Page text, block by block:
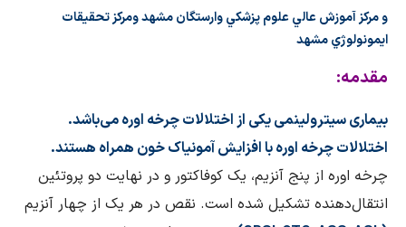
و مركز آموزش عالي علوم پزشكي وارستگان مشهد ومركز تحقيقات
ايمونولوژي مشهد
مقدمه:
بیماری سیترولینمی یکی از اختلالات چرخه اوره می‌باشد.
اختلالات چرخه اوره با افزایش آمونیاک خون همراه هستند.
چرخه اوره از پنج آنزیم، یک کوفاکتور و در نهایت دو پروتئین
انتقال‌دهنده تشکیل شده است. نقص در هر یک از چهار آنزیم